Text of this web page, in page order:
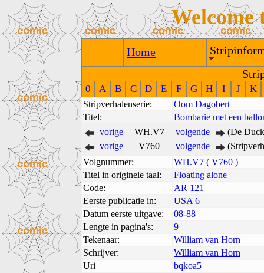
Welcome
Home
0 A B C D E F G H I J K
Stripverhalenserie:
Oom Dagobert
Titel:
Bombarie met een
vorige
WH.V7 volgende
(De
vorige
V760 volgende
Volgnummer:
WH.V7 ( V760 )
Titel in originele taal:
Floating alone
Code:
AR 121
Eerste publicatie in:
USA 6
Datum eerste uitgave:
08-88
Lengte in pagina's:
9
Tekenaar:
William van Horn
Schrijver:
William van Horn
Uri
bqkoa5